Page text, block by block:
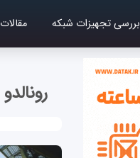
بررسی تجهیزات شبکه مقالات
رونالدو